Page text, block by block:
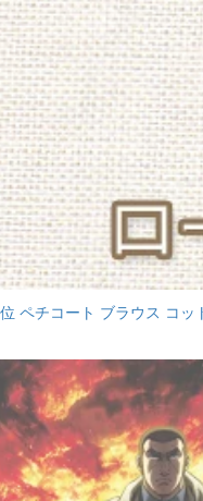
ペチコート ブラウス コ